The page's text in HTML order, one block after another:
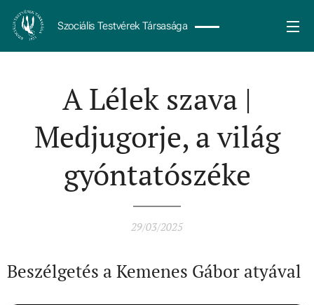
Szociális Testvérek Társasága
A Lélek szava |
Medjugorje, a világ
gyóntatószéke
29/03/2025
Beszélgetés a Kemenes Gábor atyával